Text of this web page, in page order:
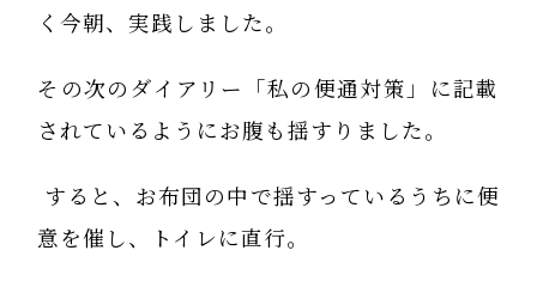
く今朝、実践しました。
その次のダイアリー「私の便通対策」に記載
されているようにお腹も揺すりました。
すると、お布団の中で揺すっているうちに便
意を催し、トイレに直行。